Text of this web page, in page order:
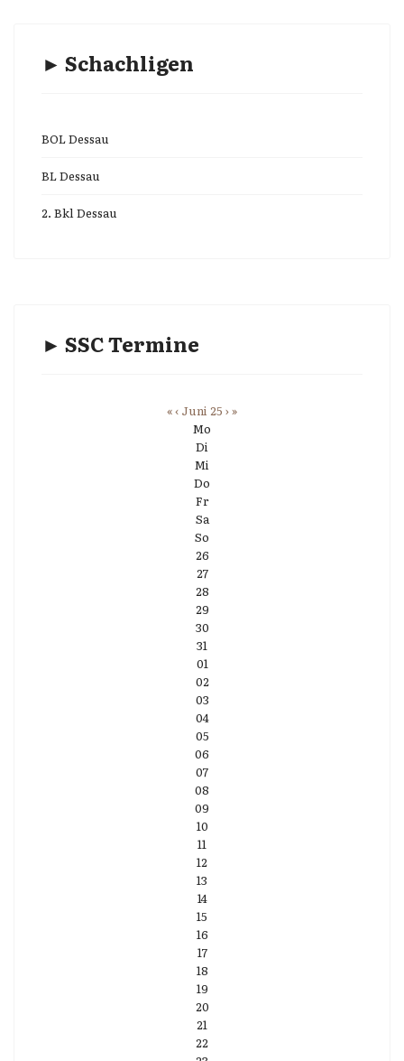
► Schachligen
BOL Dessau
BL Dessau
2. Bkl Dessau
► SSC Termine
«‹ Juni 25 ›»
Mo
Di
Mi
Do
Fr
Sa
So
26
27
28
29
30
31
01
02
03
04
05
06
07
08
09
10
11
12
13
14
15
16
17
18
19
20
21
22